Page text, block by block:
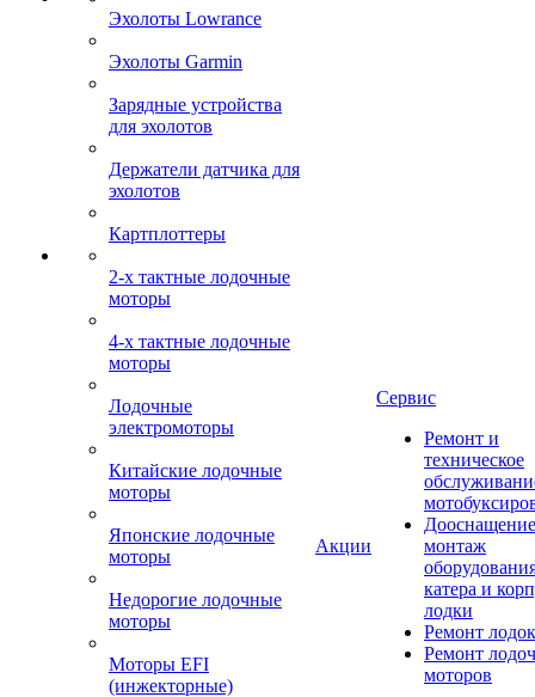
Эхолоты Lowrance
Эхолоты Garmin
Зарядные устройства
для эхолотов
Держатели датчика для
эхолотов
Картплоттеры
2-х тактные лодочные
моторы
4-х тактные лодочные
моторы
Лодочные
электромоторы
Китайские лодочные
моторы
Японские лодочные
моторы
Недорогие лодочные
моторы
Моторы EFI
(инжекторные)
Акции
Сервис
Ремонт и
техническое
монтаж
катера и
лодки
Ремонт
Ремонт
моторов